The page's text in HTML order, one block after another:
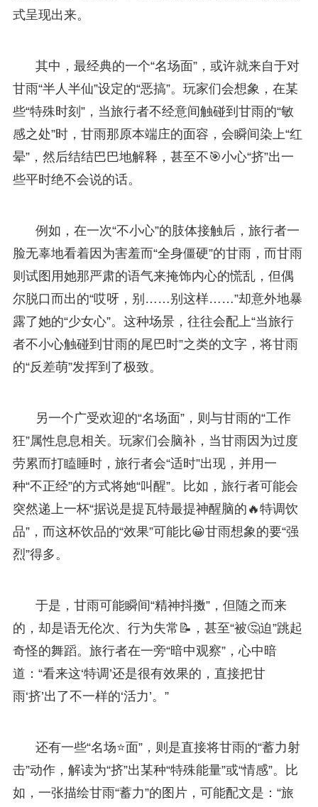
式呈现出来。
其中，最经典的一个“名场面”，或许就来自于对
甘雨“半人半仙”设定的“恶搞”。玩家们会想象，在某
些“特殊时刻”，当旅行者不经意间触碰到甘雨的“敏
感之处”时，甘雨那原本端庄的面容，会瞬间染上“红
晕”，然后结结巴巴地解释，甚至不🎯小心“挤”出一
些平时绝不会说的话。
例如，在一次“不小心”的肢体接触后，旅行者一
脸无辜地看着因为害羞而“全身僵硬”的甘雨，而甘雨
则试图用她那严肃的语气来掩饰内心的慌乱，但偶
尔脱口而出的“哎呀，别……别这样……”却意外地暴
露了她的“少女心”。这种场景，往往会配上“当旅行
者不小心触碰到甘雨的尾巴时”之类的文字，将甘雨
的“反差萌”发挥到了极致。
另一个广受欢迎的“名场面”，则与甘雨的“工作
狂”属性息息相关。玩家们会脑补，当甘雨因为过度
劳累而打瞌睡时，旅行者会“适时”出现，并用一
种“不正经”的方式将她“叫醒”。比如，旅行者可能会
突然递上一杯“据说是提瓦特最提神醒脑的🔥特调饮
品”，而这杯饮品的“效果”可能比😀甘雨想象的要“强
烈”得多。
于是，甘雨可能瞬间“精神抖擞”，但随之而来
的，却是语无伦次、行为失常📝，甚至“被🤔迫”跳起
奇怪的舞蹈。旅行者在一旁“暗中观察”，心中暗
道：“看来这‘特调’还是很有效果的，直接把甘
雨‘挤’出了不一样的‘活力’。”
还有一些“名场⭐面”，则是直接将甘雨的“蓄力射
击”动作，解读为“挤”出某种“特殊能量”或“情感”。比
如，一张描绘甘雨“蓄力”的图片，可能配文是：“旅